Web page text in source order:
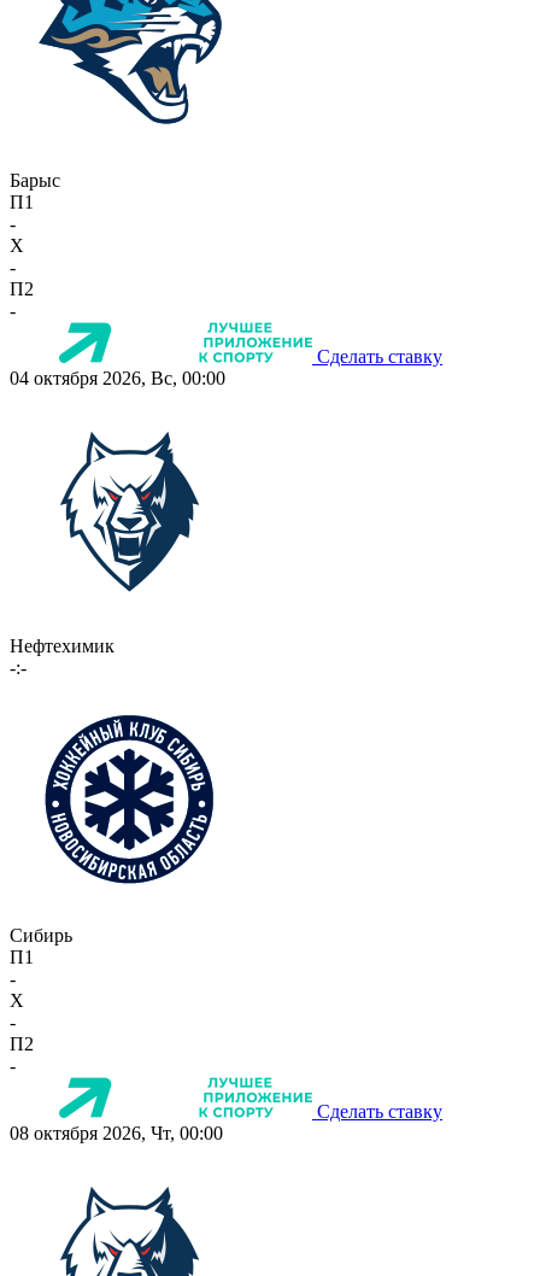
Барыс
П1
-
X
-
П2
-
Сделать ставку
04 октября 2026, Вс, 00:00
Нефтехимик
-:-
Сибирь
П1
-
X
-
П2
-
Сделать ставку
08 октября 2026, Чт, 00:00